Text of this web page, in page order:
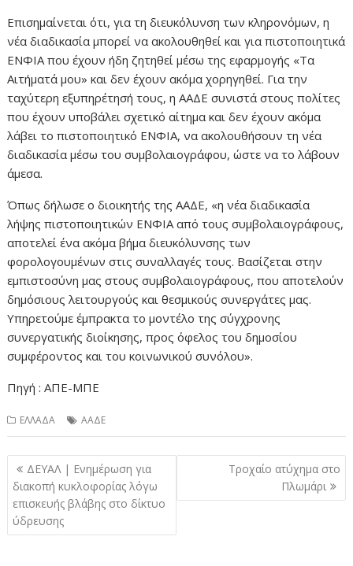
Επισημαίνεται ότι, για τη διευκόλυνση των κληρονόμων, η
νέα διαδικασία μπορεί να ακολουθηθεί και για πιστοποιητικά
ΕΝΦΙΑ που έχουν ήδη ζητηθεί μέσω της εφαρμογής «Τα
Αιτήματά μου» και δεν έχουν ακόμα χορηγηθεί. Για την
ταχύτερη εξυπηρέτησή τους, η ΑΑΔΕ συνιστά στους πολίτες
που έχουν υποβάλει σχετικό αίτημα και δεν έχουν ακόμα
λάβει το πιστοποιητικό ΕΝΦΙΑ, να ακολουθήσουν τη νέα
διαδικασία μέσω του συμβολαιογράφου, ώστε να το λάβουν
άμεσα.
Όπως δήλωσε ο διοικητής της ΑΑΔΕ, «η νέα διαδικασία
λήψης πιστοποιητικών ΕΝΦΙΑ από τους συμβολαιογράφους,
αποτελεί ένα ακόμα βήμα διευκόλυνσης των
φορολογουμένων στις συναλλαγές τους. Βασίζεται στην
εμπιστοσύνη μας στους συμβολαιογράφους, που αποτελούν
δημόσιους λειτουργούς και θεσμικούς συνεργάτες μας.
Υπηρετούμε έμπρακτα το μοντέλο της σύγχρονης
συνεργατικής διοίκησης, προς όφελος του δημοσίου
συμφέροντος και του κοινωνικού συνόλου».
Πηγή : ΑΠΕ-ΜΠΕ
ΕΛΛΑΔΑ ΑΑΔΕ
Πλοήγηση
άρθρων
ΔΕΥΑΛ | Ενημέρωση για
διακοπή κυκλοφορίας λόγω
επισκευής βλάβης στο δίκτυο
ύδρευσης
Τροχαίο ατύχημα στο
Πλωμάρι